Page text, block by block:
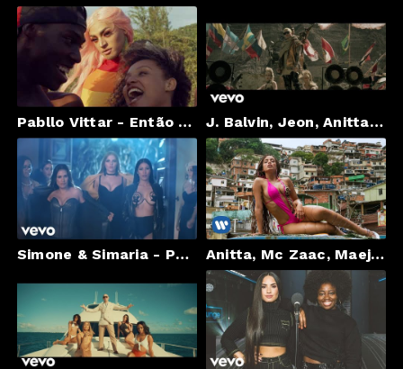
Pabllo Vittar - Então Vai (Feat. Diplo) (Videoclipe Oficial) J. Balvin, Jeon, Anitta - Machika
Simone & Simaria - Paga De Solteiro Feliz ft. Alok Anitta, Mc Zaac, Maejor ft. Tropkillaz & DJ Yuri Martins - Vai Malandra (Official Music Video)